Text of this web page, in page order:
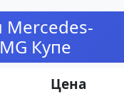
Купе
Цена